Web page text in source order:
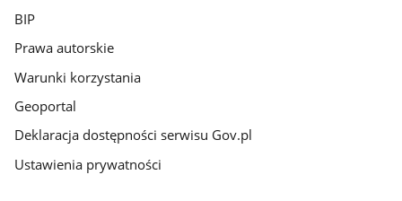
BIP
Prawa autorskie
Warunki korzystania
Geoportal
Deklaracja dostępności serwisu Gov.pl
Ustawienia prywatności